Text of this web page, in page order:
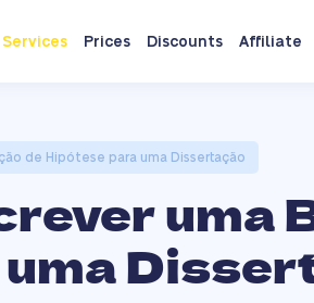
Services Prices Discounts Affiliate
de Hipótese para uma Dissertação
uma